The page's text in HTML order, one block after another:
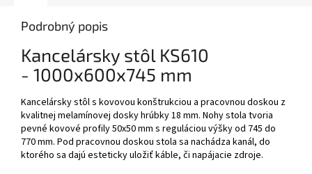
Podrobný popis
Kancelársky stôl KS610
- 1000x600x745 mm
Kancelársky stôl s kovovou konštrukciou a pracovnou doskou z
kvalitnej melamínovej dosky hrúbky 18 mm. Nohy stola tvoria
pevné kovové profily 50x50 mm s reguláciou výšky od 745 do
770 mm. Pod pracovnou doskou stola sa nachádza kanál, do
ktorého sa dajú esteticky uložiť káble, či napájacie zdroje.